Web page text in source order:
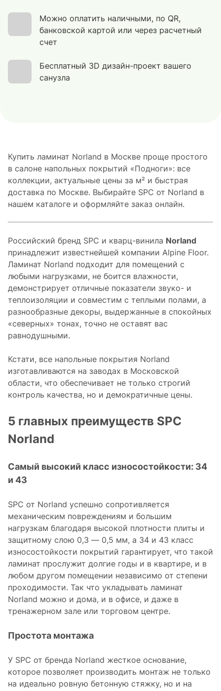
Можно оплатить наличными, по QR,
банковской картой или через расчетный
счет
Бесплатный 3D дизайн-проект вашего
санузла
Купить ламинат Norland в Москве проще простого
в салоне напольных покрытий «Подноги»: все
коллекции, актуальные цены за м² и быстрая
доставка по Москве. Выбирайте SPC от Norland в
нашем каталоге и оформляйте заказ онлайн.
Российский бренд SPC и кварц-винила Norland
принадлежит известнейшей компании Alpine Floor.
Ламинат Norland подходит для помещений с
любыми нагрузками, не боится влажности,
демонстрирует отличные показатели звуко- и
теплоизоляции и совместим с теплыми полами, а
разнообразные декоры, выдержанные в спокойных
«северных» тонах, точно не оставят вас
равнодушными.
Кстати, все напольные покрытия Norland
изготавливаются на заводах в Московской
области, что обеспечивает не только строгий
контроль качества, но и демократичные цены.
5 главных преимуществ SPC
Norland
Самый высокий класс износостойкости: 34
и 43
SPC от Norland успешно сопротивляется
механическим повреждениям и большим
нагрузкам благодаря высокой плотности плиты и
защитному слою 0,3 — 0,5 мм, а 34 и 43 класс
износостойкости покрытий гарантирует, что такой
ламинат прослужит долгие годы и в квартире, и в
любом другом помещении независимо от степени
проходимости. Так что укладывать ламинат
Norland можно и дома, и в офисе, и даже в
тренажерном зале или торговом центре.
Простота монтажа
У SPC от бренда Norland жесткое основание,
которое позволяет производить монтаж не только
на идеально ровную бетонную стяжку, но и на